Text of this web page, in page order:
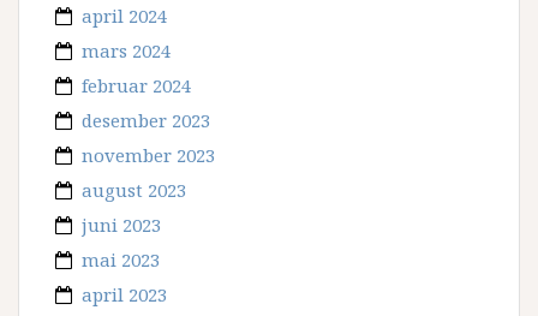
april 2024
mars 2024
februar 2024
desember 2023
november 2023
august 2023
juni 2023
mai 2023
april 2023